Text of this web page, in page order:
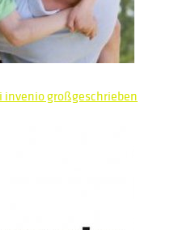
großgeschrieben